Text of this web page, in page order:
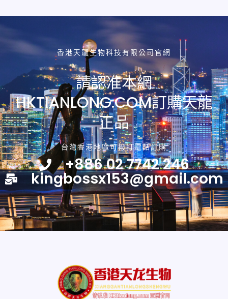
香港天龍生物科技有限公司官網
請認准本網
HKTIANLONG.COM訂購天龍
正品
台灣香港地區可撥打電話訂購
+886 02 7742 246
kingbossx153@gmail.com